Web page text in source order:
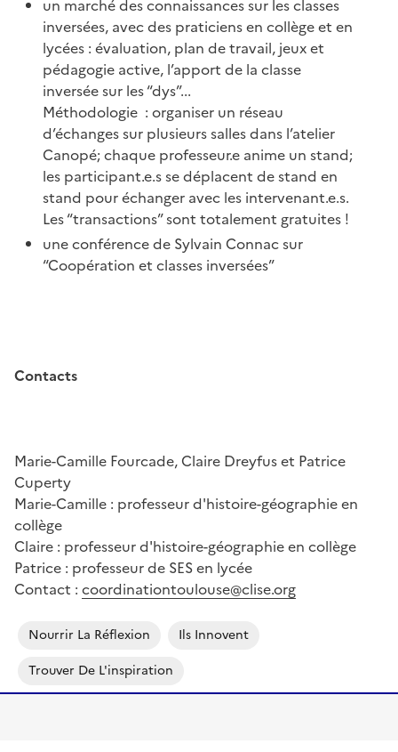
date est hors semaine officielle en raison des
un marché des connaissances sur les classes
inversées, avec des praticiens en collège et en
lycées : évaluation, plan de travail, jeux et
pédagogie active, l’apport de la classe
inversée sur les “dys”...
Méthodologie : organiser un réseau
d’échanges sur plusieurs salles dans l’atelier
les participant.e.s se déplacent de stand en
stand pour échanger avec les intervenant.e.s.
Les “transactions” sont totalement gratuites !